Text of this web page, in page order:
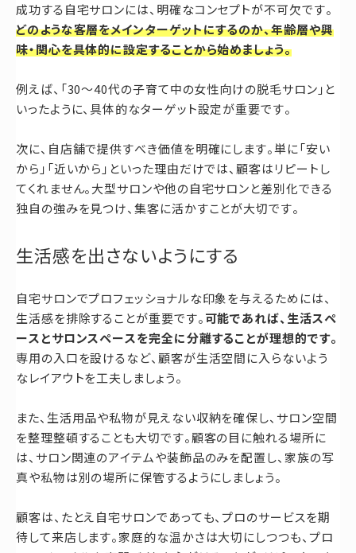
成功する自宅サロンには、明確なコンセプトが不可欠です。
どのような客層をメインターゲットにするのか、年齢層や興
味・関心を具体的に設定することから始めましょう。
例えば、「30〜40代の子育て中の女性向けの脱毛サロン」と
いったように、具体的なターゲット設定が重要です。
次に、自店舗で提供すべき価値を明確にします。単に「安い
から」「近いから」といった理由だけでは、顧客はリピートし
てくれません。大型サロンや他の自宅サロンと差別化できる
独自の強みを見つけ、集客に活かすことが大切です。
生活感を出さないようにする
自宅サロンでプロフェッショナルな印象を与えるためには、
生活感を排除することが重要です。可能であれば、生活スペ
ースとサロンスペースを完全に分離することが理想的です。
専用の入口を設けるなど、顧客が生活空間に入らないよう
なレイアウトを工夫しましょう。
また、生活用品や私物が見えない収納を確保し、サロン空間
を整理整頓することも大切です。顧客の目に触れる場所に
は、サロン関連のアイテムや装飾品のみを配置し、家族の写
真や私物は別の場所に保管するようにしましょう。
顧客は、たとえ自宅サロンであっても、プロのサービスを期
待して来店します。家庭的な温かさは大切にしつつも、プロ